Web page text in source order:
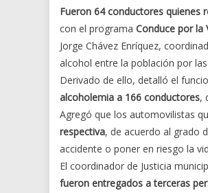
Fueron 64 conductores quienes
con el programa Conduce por la
Jorge Chávez Enríquez,
alcohol entre la población por
Derivado de ello, detalló el
alcoholemia a 166 conductores,
Agregó que los automovilistas
respectiva, de acuerdo al grado
accidente o poner en riesgo la
El coordinador de Justicia
fueron entregados a terceras